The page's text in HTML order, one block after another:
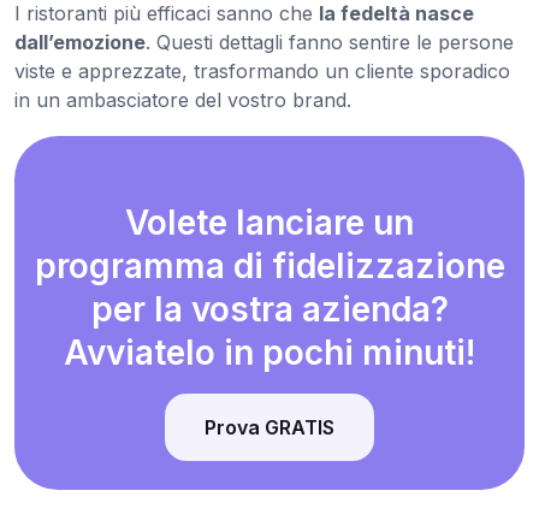
I ristoranti più efficaci sanno che la fedeltà nasce
dall’emozione. Questi dettagli fanno sentire le persone
viste e apprezzate, trasformando un cliente sporadico
in un ambasciatore del vostro brand.
Volete lanciare un
programma di fidelizzazione
per la vostra azienda?
Avviatelo in pochi minuti!
Prova GRATIS